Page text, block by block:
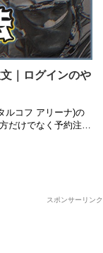
｜ログインのや
ルコフ アリーナ)の
だけでなく予約注文
スポンサーリンク